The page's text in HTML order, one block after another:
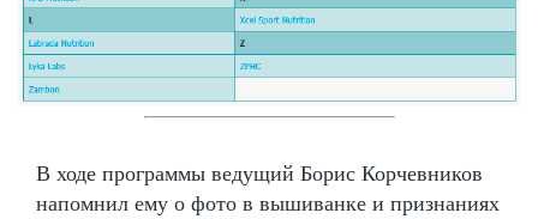
В ходе программы ведущий Борис Корчевников
напомнил ему о фото в вышиванке и признаниях